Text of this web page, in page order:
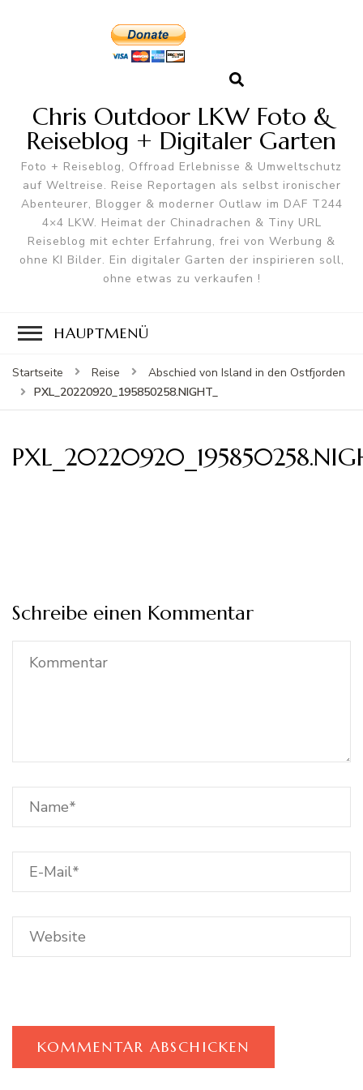
Chris Outdoor LKW Foto &
Reiseblog + Digitaler Garten
Foto + Reiseblog, Offroad Erlebnisse & Umweltschutz
auf Weltreise. Reise Reportagen als selbst ironischer
Abenteurer, Blogger & moderner Outlaw im DAF T244
4×4 LKW. Heimat der Chinadrachen & Tiny URL
Reiseblog mit echter Erfahrung, frei von Werbung &
ohne KI Bilder. Ein digitaler Garten der inspirieren soll,
ohne etwas zu verkaufen !
HAUPTMENÜ
Startseite Reise
Abschied von Island in den Ostfjorden
PXL_20220920_195850258.NIGHT_
Schreibe einen Kommentar